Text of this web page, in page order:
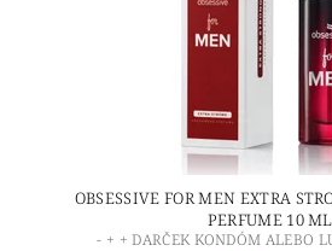
OBSESSIVE FOR MEN EXTRA
PERFUME 10 ML
- + + DARČEK KONDÓM ALEBO